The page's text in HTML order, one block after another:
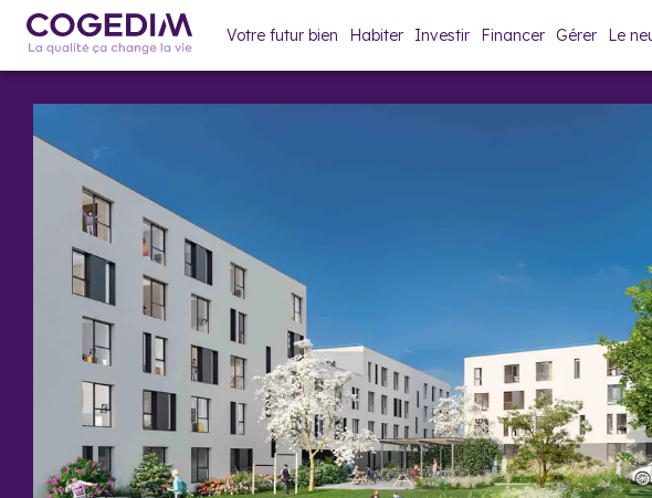
Votre futur bien Habiter Investir Financer Gérer Le